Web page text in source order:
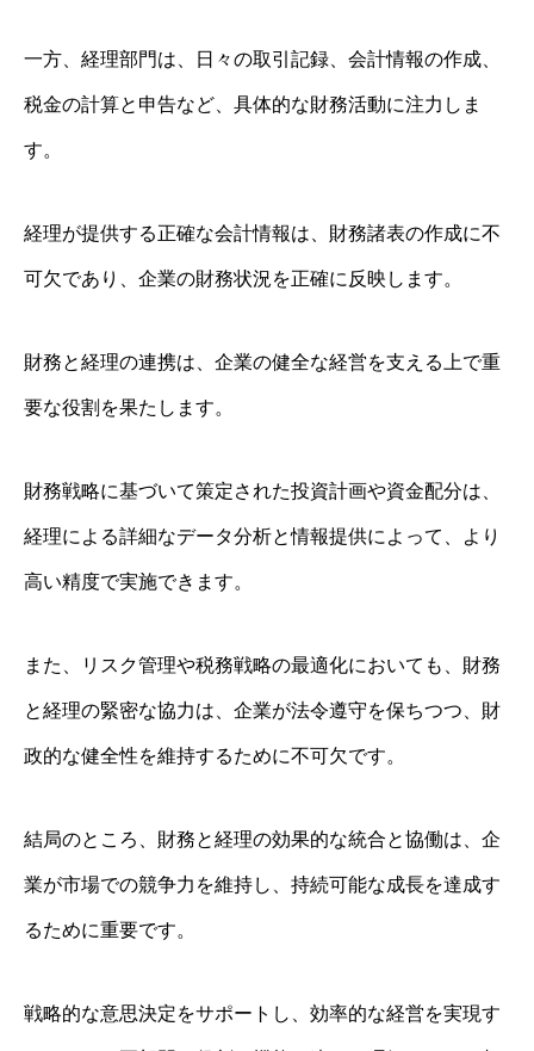
一方、経理部門は、日々の取引記録、会計情報の作成、
税金の計算と申告など、具体的な財務活動に注力しま
す。
経理が提供する正確な会計情報は、財務諸表の作成に不
可欠であり、企業の財務状況を正確に反映します。
財務と経理の連携は、企業の健全な経営を支える上で重
要な役割を果たします。
財務戦略に基づいて策定された投資計画や資金配分は、
経理による詳細なデータ分析と情報提供によって、より
高い精度で実施できます。
また、リスク管理や税務戦略の最適化においても、財務
と経理の緊密な協力は、企業が法令遵守を保ちつつ、財
政的な健全性を維持するために不可欠です。
結局のところ、財務と経理の効果的な統合と協働は、企
業が市場での競争力を維持し、持続可能な成長を達成す
るために重要です。
戦略的な意思決定をサポートし、効率的な経営を実現す